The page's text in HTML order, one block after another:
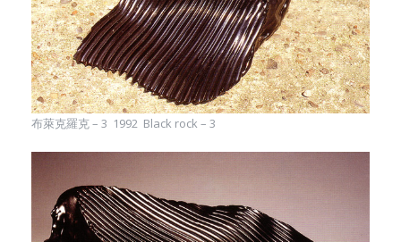
布萊克羅克 – 3 1992 Black rock – 3